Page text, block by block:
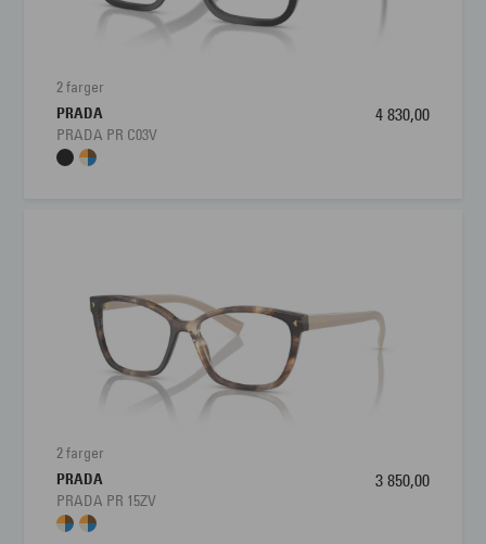
2 farger
PRADA
PRADA PR C03V
4 830,00
2 farger
PRADA
PRADA PR 15ZV
3 850,00